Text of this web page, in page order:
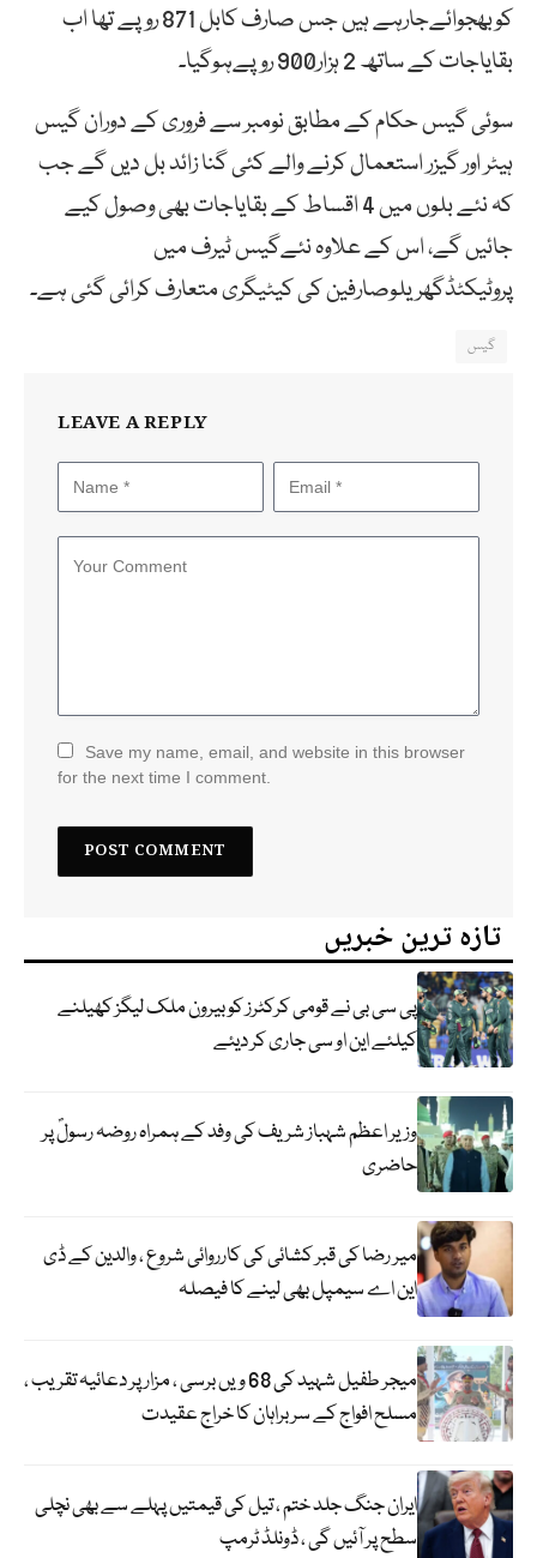
کوبھجوائےجارہے ہیں جس صارف کابل 871 روپے تھا اب
بقایاجات کے ساتھ 2 ہزار900 روپےہوگیا۔
سوئی گیس حکام کے مطابق نومبر سے فروری کے دوران گیس
ہیٹر اور گیزر استعمال کرنے والے کئی گنا زائد بل دیں گے جب
کہ نئے بلوں میں 4 اقساط کے بقایاجات بھی وصول کیے
جائیں گے، اس کے علاوہ نئےگیس ٹیرف میں
پروٹیکٹڈگھریلوصارفین کی کیٹیگری متعارف کرائی گئی ہے۔
گیس
LEAVE A REPLY
Save my name, email, and website in this browser
for the next time I comment.
تازہ ترین خبریں
پی سی بی نے قومی کرکٹرز کو بیرون ملک لیگز کھیلنے
کیلئے این او سی جاری کر دیئے
وزیر اعظم شہباز شریف کی وفد کے ہمراہ روضہ رسولؐ پر
حاضری
میر رضا کی قبر کشائی کی کارروائی شروع ، والدین کے ڈی
این اے سیمپل بھی لینے کا فیصلہ
میجر طفیل شہید کی 68 ویں برسی ، مزار پر دعائیہ تقریب ،
مسلح افواج کے سربراہان کا خراج عقیدت
ایران جنگ جلد ختم ، تیل کی قیمتیں پہلے سے بھی نچلی
سطح پر آئیں گی ، ڈونلڈ ٹرمپ